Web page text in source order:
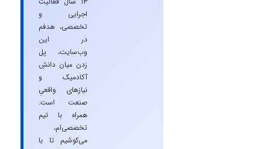
اجرایی و
تخصصی، هدفم
در این
وب‌سایت، پل
زدن میان دانشِ
آکادمیک و
نیازهای واقعیِ
صنعت است.
همراه با تیم
تخصصی‌ام،
می‌کوشیم تا با